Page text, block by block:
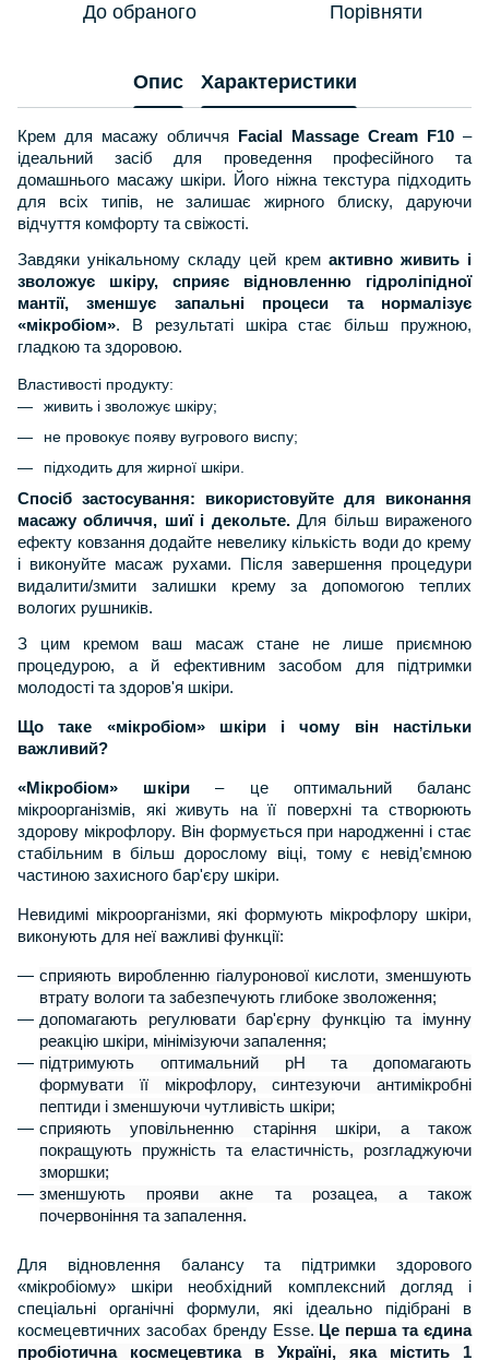
До обраного Порівняти
Опис Характеристики
Крем для масажу обличчя Facial Massage Cream F10 –
ідеальний засіб для проведення професійного та
домашнього масажу шкіри. Його ніжна текстура підходить
для всіх типів, не залишає жирного блиску, даруючи
відчуття комфорту та свіжості.
Завдяки унікальному складу цей крем активно живить і
зволожує шкіру, сприяє відновленню гідроліпідної
мантії, зменшує запальні процеси та нормалізує
«мікробіом». В результаті шкіра стає більш пружною,
гладкою та здоровою.
Властивості продукту:
живить і зволожує шкіру;
не провокує появу вугрового виспу;
підходить для жирної шкіри.
Спосіб застосування:
використовуйте для виконання
масажу обличчя, шиї і декольте.Для більш вираженого
ефекту ковзання додайте невелику кількість води до крему
і виконуйте масаж рухами. Після завершення процедури
видалити/змити залишки крему за допомогою теплих
вологих рушників.
З цим кремом ваш масаж стане не лише приємною
процедурою, а й ефективним засобом для підтримки
молодості та здоров'я шкіри.
Що таке «мікробіом» шкіри і чому він настільки
важливий?
«Мікробіом» шкіри – це оптимальний баланс
мікроорганізмів, які живуть на її поверхні та створюють
здорову мікрофлору. Він формується при народженні і стає
стабільним в більш дорослому віці, тому є невід’ємною
частиною захисного бар'єру шкіри.
Невидимі мікроорганізми, які формують мікрофлору шкіри,
виконують для неї важливі функції:
сприяють виробленню гіалуронової кислоти, зменшують
втрату вологи та забезпечують глибоке зволоження;
допомагають регулювати бар'єрну функцію та імунну
реакцію шкіри, мінімізуючи запалення;
підтримують оптимальний рН та допомагають
формувати її мікрофлору, синтезуючи антимікробні
пептиди і зменшуючи чутливість шкіри;
сприяють уповільненню старіння шкіри, а також
покращують пружність та еластичність, розгладжуючи
зморшки;
зменшують прояви акне та розацеа, а також
почервоніння та запалення.
Для відновлення балансу та підтримки здорового
«мікробіому» шкіри необхідний комплексний догляд і
спеціальні органічні формули, які ідеально підібрані в
космецевтичних засобах бренду Esse. Це перша та єдина
пробіотична космецевтика в Україні, яка містить 1